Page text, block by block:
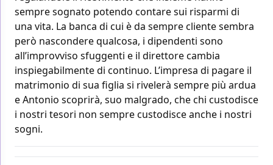
sempre sognato potendo contare sui risparmi di
una vita. La banca di cui è da sempre cliente sembra
però nascondere qualcosa, i dipendenti sono
all’improvviso sfuggenti e il direttore cambia
inspiegabilmente di continuo. L’impresa di pagare il
matrimonio di sua figlia si rivelerà sempre più ardua
e Antonio scoprirà, suo malgrado, che chi custodisce
i nostri tesori non sempre custodisce anche i nostri
sogni.